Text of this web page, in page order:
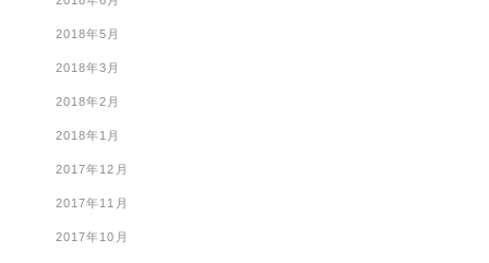
2018年5月
2018年3月
2018年2月
2018年1月
2017年12月
2017年11月
2017年10月